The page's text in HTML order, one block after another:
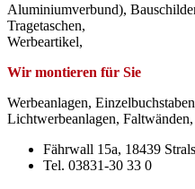
Aluminiumverbund),
Tragetaschen,
Werbeartikel,
Wir montieren für Sie
Werbeanlagen,
Lichtwerbeanlagen,
Fährwall 15a, 18439
Tel. 03831-30 33 0